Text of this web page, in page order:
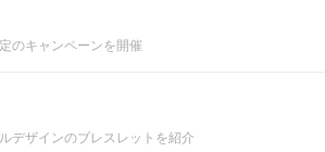
のキャンペーンを開催
デザインのブレスレットを紹介